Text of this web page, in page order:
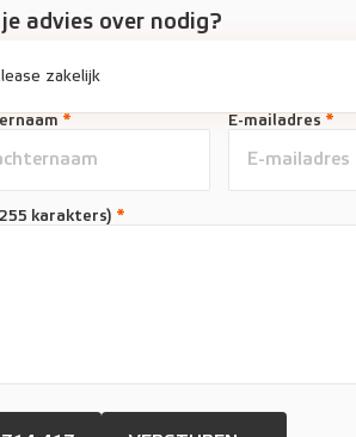
advies over nodig?
zakelijk
* E-mailadres *
karakters) *